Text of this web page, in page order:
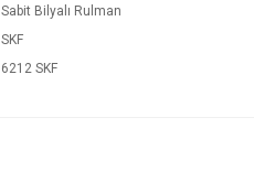
Sabit Bilyalı Rulman
SKF
6212 SKF